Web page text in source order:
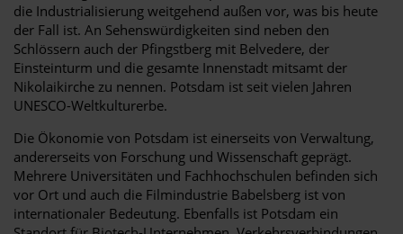
die Industrialisierung weitgehend außen vor, was bis heute
der Fall ist. An Sehenswürdigkeiten sind neben den
Schlössern auch der Pfingstberg mit Belvedere, der
Einsteinturm und die gesamte Innenstadt mitsamt der
Nikolaikirche zu nennen. Potsdam ist seit vielen Jahren
UNESCO-Weltkulturerbe.
Die Ökonomie von Potsdam ist einerseits von Verwaltung,
andererseits von Forschung und Wissenschaft geprägt.
Mehrere Universitäten und Fachhochschulen befinden sich
vor Ort und auch die Filmindustrie Babelsberg ist von
internationaler Bedeutung. Ebenfalls ist Potsdam ein